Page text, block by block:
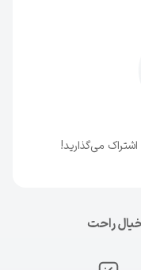
می‌گذارید!
راحت